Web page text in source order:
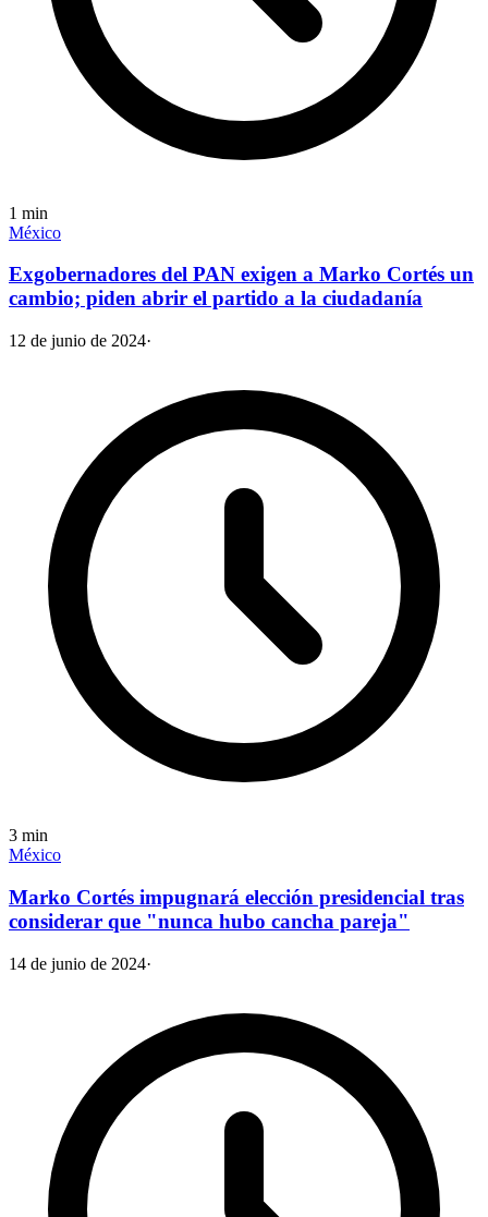
1 min
México
Exgobernadores del PAN exigen a Marko Cortés un
cambio; piden abrir el partido a la ciudadanía
12 de junio de 2024·
3 min
México
Marko Cortés impugnará elección presidencial tras
considerar que "nunca hubo cancha pareja"
14 de junio de 2024·